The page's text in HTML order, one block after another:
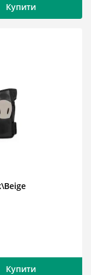
Купити
Купити